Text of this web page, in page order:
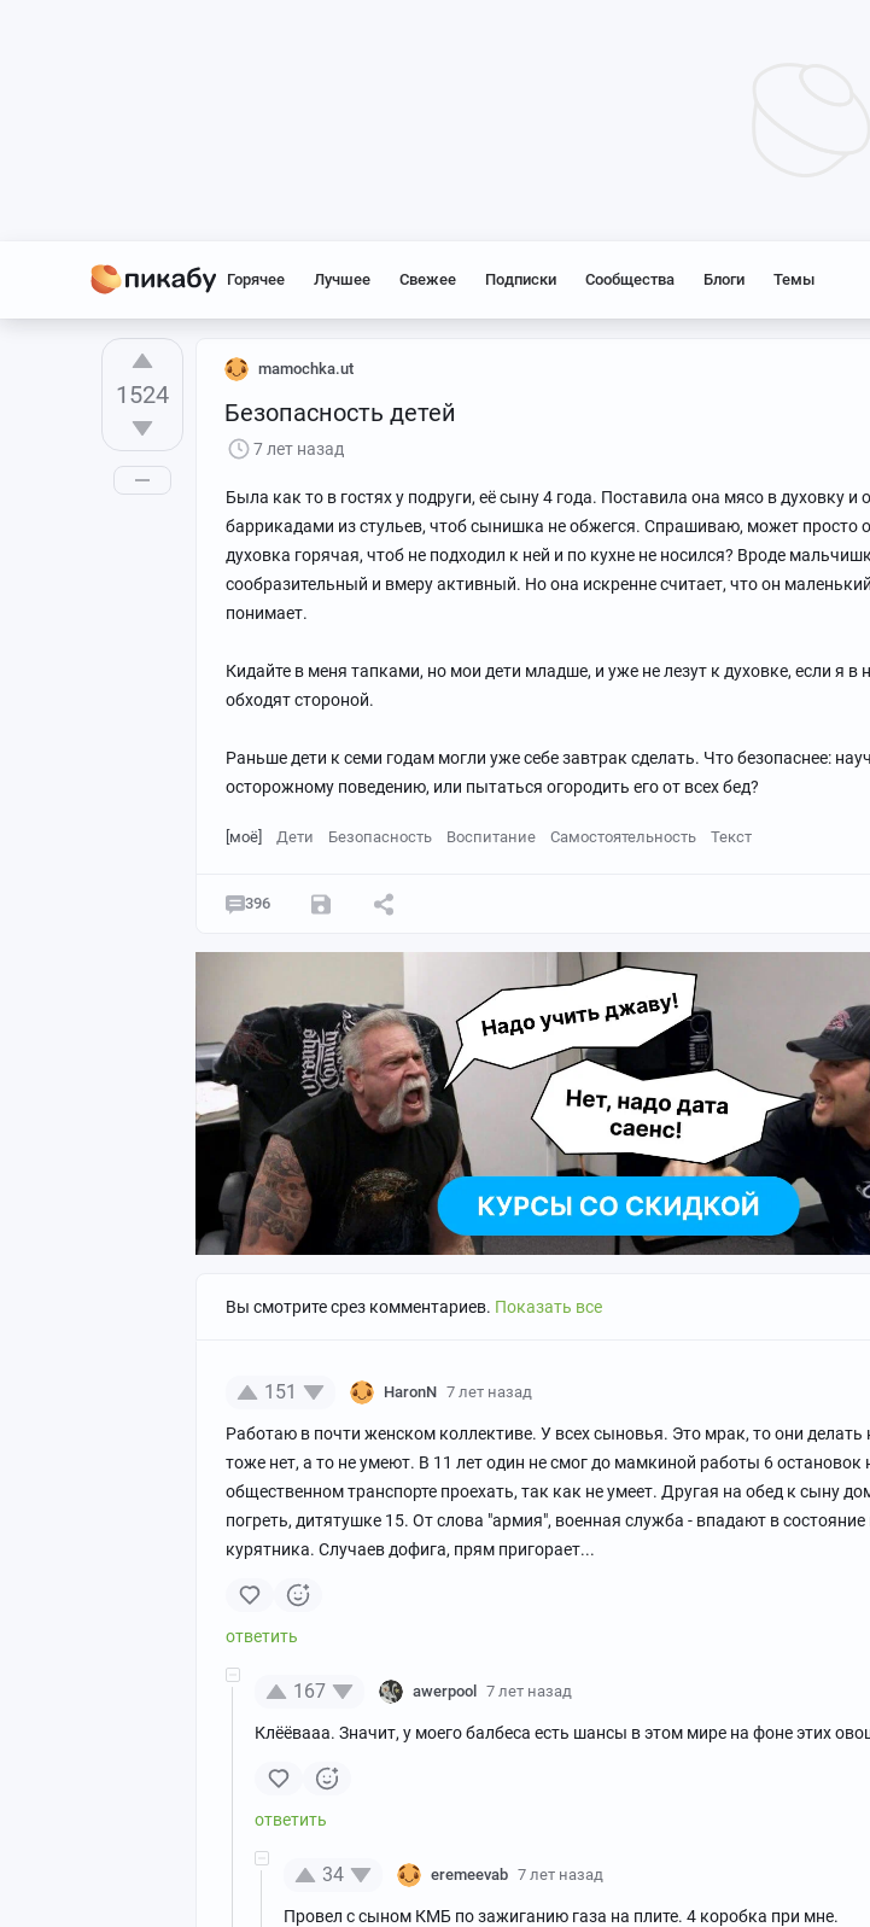
Горячее Лучшее Свежее Подписки Сообщества Блоги Темы
1524
mamochka.ut
Безопасность детей
7 лет назад
Была как то в гостях у подруги, её сыну 4 года. Поставила она мясо в духовку и
баррикадами из стульев, чтоб сынишка не обжегся. Спрашиваю, может просто
духовка горячая, чтоб не подходил к ней и по кухне не носился? Вроде
сообразительный и вмеру активный. Но она искренне считает, что он
понимает.
Кидайте в меня тапками, но мои дети младше, и уже не лезут к духовке, если я в
обходят стороной.
Раньше дети к семи годам могли уже себе завтрак сделать. Что безопаснее:
осторожному поведению, или пытаться огородить его от всех бед?
[моё] Дети Безопасность Воспитание Самостоятельность Текст
396
Вы смотрите срез комментариев. Показать все
151 HaronN 7 лет назад
Работаю в почти женском коллективе. У всех сыновья. Это мрак, то они
тоже нет, а то не умеют. В 11 лет один не смог до мамкиной работы 6
общественном транспорте проехать, так как не умеет. Другая на обед к сыну
погреть, дитятушке 15. От слова "армия", военная служба - впадают в
курятника. Случаев дофига, прям пригорает...
167 awerpool 7 лет назад
Клёёвааа. Значит, у моего балбеса есть шансы в этом мире на фоне этих
34 eremeevab 7 лет назад
Провел с сыном КМБ по зажиганию газа на плите. 4 коробка при мне.